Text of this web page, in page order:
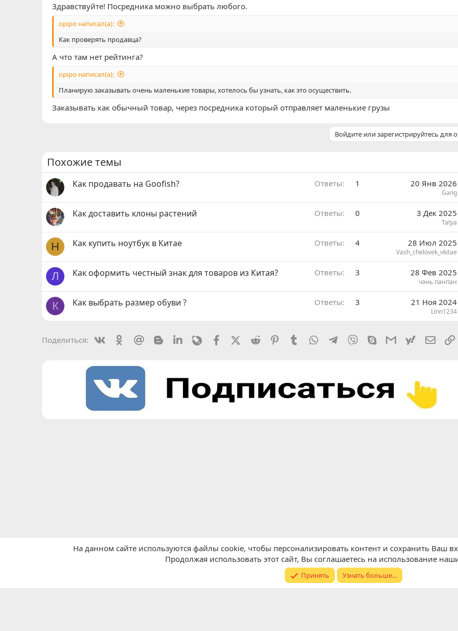
Здравствуйте! Посредника можно выбрать любого.
opipo написал(а):
Как проверять продавца?
А что там нет рейтинга?
opipo написал(а):
Планирую заказывать очень маленькие товары, хотелось бы узнать, как это осуществить.
Заказывать как обычный товар, через посредника который отправляет маленькие грузы
Войдите или зарегистрируйтесь для
Похожие темы
Как продавать на Goofish? Ответы 1 20 Янв 2026
Gang
Как доставить клоны растений Ответы 0 3 Дек 2025
Tatya
H Как купить ноутбук в Китае Ответы 4 28 Июл 2025
Vash_chelovek_vkitae
Л Как оформить честный знак для товаров из Китая? Ответы 3 28 Фев 2025
чэнь панпан
К Как выбрать размер обуви ? Ответы 3 21 Ноя 2024
Linn1234
Поделиться: VkontakteOdnoklassniki
Mail.ru BloggerLinkedinLivejournalFacebookX (Twitter)
Reddit PinterestTumblr WhatsAppTelegram
Viber SkypeGmailyahoomail
Покупки в Китае 🎈Общие вопросы
Обратная связь
На данном сайте используются файлы cookie, чтобы персонализировать контент и сохранить Ваш
Продолжая использовать этот сайт, Вы соглашаетесь на использование
Принять Узнать больше...